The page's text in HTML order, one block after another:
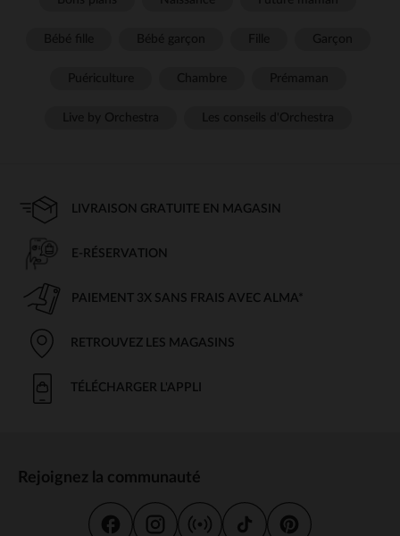
LIVRAISON GRATUITE EN MAGASIN
E-RÉSERVATION
PAIEMENT 3X SANS FRAIS AVEC ALMA*
RETROUVEZ LES MAGASINS
TÉLÉCHARGER L'APPLI
Rejoignez la communauté